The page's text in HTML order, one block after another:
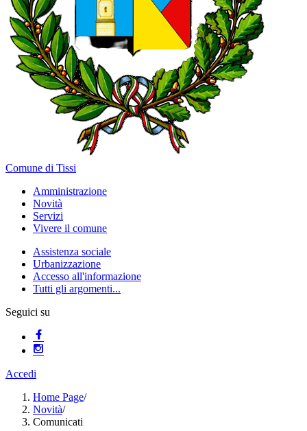
Comune di Tissi
Amministrazione
Novità
Servizi
Vivere il comune
Assistenza sociale
Urbanizzazione
Accesso all'informazione
Tutti gli argomenti...
Seguici su
Accedi
Home Page/
Novità/
Comunicati